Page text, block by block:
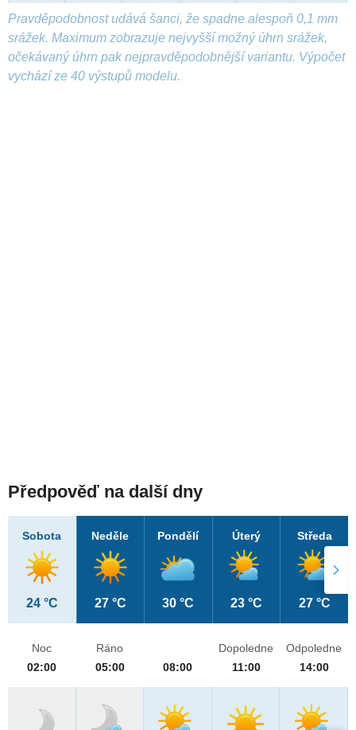
Pravděpodobnost udává šanci, že spadne alespoň 0,1 mm
srážek. Maximum zobrazuje nejvyšší možný úhrn srážek,
očekávaný úhrn pak nejpravděpodobnější variantu. Výpočet
vychází ze 40 výstupů modelu.
Předpověď na další dny
Sobota
24 °C
Neděle
27 °C
Pondělí
30 °C
Úterý
23 °C
Středa
27 °C
Noc
02:00
Ráno
05:00
08:00
Dopoledne
11:00
Odpoledne
14:00